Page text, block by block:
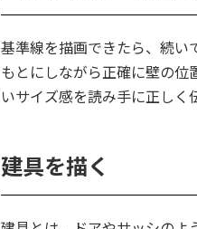
基準線を描画できたら、続い
もとにしながら正確に壁の位
いサイズ感を読み手に正しく
建具を描く